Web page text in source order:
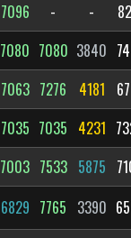
7096 - -
7080 7080 3840
7063 7276 4181
7035 7035 4231
7003 7533 5875
6829 7765 3390